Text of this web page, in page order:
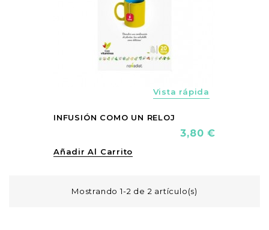
Vista rápida
INFUSIÓN COMO UN RELOJ
Precio
3,80 €
Añadir Al Carrito
Mostrando 1-2 de 2 artículo(s)